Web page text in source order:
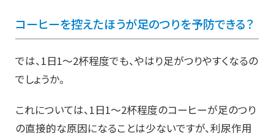
コーヒーを控えたほうが足のつりを予防できる？
では、1日1～2杯程度でも、やはり足がつりやすくなるの
でしょうか。
これについては、1日1～2杯程度のコーヒーが足のつり
の直接的な原因になることは少ないですが、利尿作用